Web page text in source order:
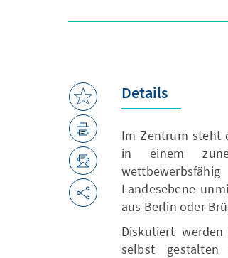
Details
Im Zentrum steht
in einem
Landesebene
aus Berlin oder
Diskutiert
selbst